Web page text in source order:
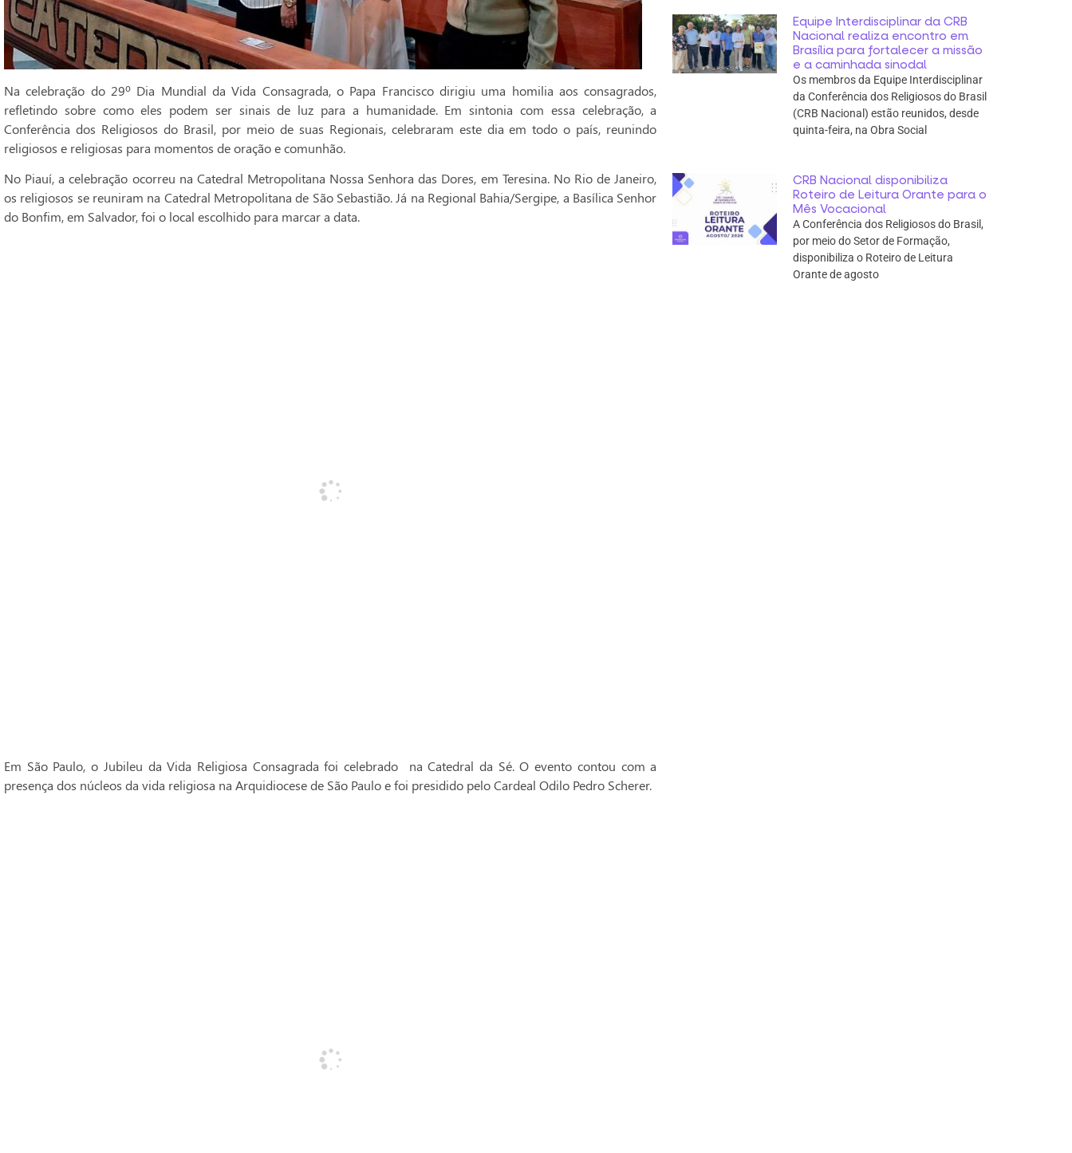
Na celebração do 29º Dia Mundial da Vida Consagrada, o Papa Francisco dirigiu uma homilia aos consagrados,
refletindo sobre como eles podem ser sinais de luz para a humanidade. Em sintonia com essa celebração, a
Conferência dos Religiosos do Brasil, por meio de suas Regionais, celebraram este dia em todo o país, reunindo
religiosos e religiosas para momentos de oração e comunhão.
No Piauí, a celebração ocorreu na Catedral Metropolitana Nossa Senhora das Dores, em Teresina. No Rio de Janeiro,
os religiosos se reuniram na Catedral Metropolitana de São Sebastião. Já na Regional Bahia/Sergipe, a Basílica Senhor
do Bonfim, em Salvador, foi o local escolhido para marcar a data.
Em São Paulo, o Jubileu da Vida Religiosa Consagrada foi celebrado na Catedral da Sé. O evento contou com a
presença dos núcleos da vida religiosa na Arquidiocese de São Paulo e foi presidido pelo Cardeal Odilo Pedro Scherer.
Equipe Interdisciplinar da CRB
Nacional realiza encontro em
Brasília para fortalecer a missão
e a caminhada sinodal
Os membros da Equipe Interdisciplinar
da Conferência dos Religiosos do Brasil
(CRB Nacional) estão reunidos, desde
quinta-feira, na Obra Social
CRB Nacional disponibiliza
Roteiro de Leitura Orante para o
Mês Vocacional
A Conferência dos Religiosos do Brasil,
por meio do Setor de Formação,
disponibiliza o Roteiro de Leitura
Orante de agosto